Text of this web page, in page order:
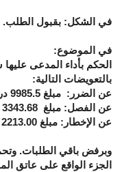
في الشكل: بقبول الطلب.
في الموضوع:
الحكم بأداء المدعى عليها
بالتعويضات التالية:
عن الضرر: مبلغ 9985.5
عن الفصل: مبلغ 3343.68
عن الإخطار: مبلغ 2213.00 درهم.
وبرفض باقي الطلبات.
الجزء الواقع على عاتق